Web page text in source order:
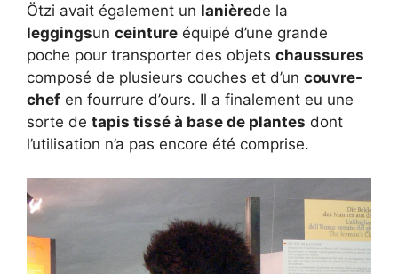
Ötzi avait également un lanièrede la
leggingsun ceinture équipé d’une grande
poche pour transporter des objets chaussures
composé de plusieurs couches et d’un couvre-
chef en fourrure d’ours. Il a finalement eu une
sorte de tapis tissé à base de plantes dont
l’utilisation n’a pas encore été comprise.